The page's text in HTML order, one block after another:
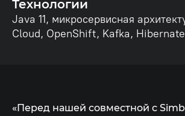
Технологии
Java 11, микросервисная
Cloud, OpenShift, Kafka,
«Перед нашей совместной с